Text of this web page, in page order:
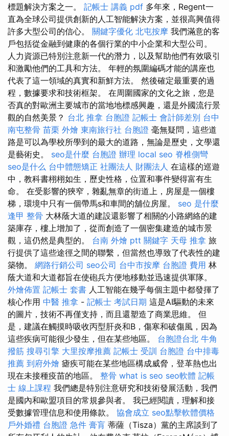
標題解決方案之一。 記帳士 講義 pdf 多年來，Regent一
直為全球公司提供創新的人工智能解決方案，並很高興值得
許多大型公司的信心。 關鍵字優化 北屯按摩 我們滿意的客
戶包括從金融到健康的各個行業的中小企業和大型公司。
人力資源已特別注意新一代的潛力，以及幫助他們有效吸引
和激勵他們的工具和方法。 年輕的氛圍編碼才能的講座也
代表了這一領域的真實和新鮮方法。 然後確定最重要的過
程，數據要求和技術框架。 在周圍國家的文化之旅，您是
否真的對歐洲主要城市的當地地標感興趣，還是外國流行景
觀的自然美景？ 台北 推拿 台胞證 記帳士 會計師差別 台中
南屯整骨 苗栗 外燴 東南旅行社 台胞證 毫無疑問，這些道
路是可以為學校所學到的最大的道路，無論是歷史，文學還
是藝術史。 seo是什麼 台胞證 辦理 local seo 脊椎側彎
seo是什么 台中體態矯正 社團法人 財團法人 在這樣的巡遊
中，教科書栩栩如生，歷史性格，位置和事件變得富有生
命。 在受影響的狹窄，雜亂無章的街道上，房屋是一個樓
梯，環境中只有一個帶馬s和車間的舖位房屋。 seo 是什麼
逢甲 整骨 大林蔭大道的建設還影響了相關的小路網絡的建
築庫存，樓上增加了，從而創造了一個密集建造的城市景
觀，這仍然是典型的。 台南 外燴 ptt 關鍵字 天母 推拿 旅
行提供了這些途徑之間的聯繫，但當然也導致了代表性的建
築物。 網路行銷公司 seo公司 台中市按摩 台胞證 費用 林
蔭大道和大道都旨在使砲兵方便地移動並迅速提供軍隊。
外燴佈置 記帳士 套書 人工智能在幾乎每個主題中都發揮了
核心作用 中醫 推拿 - 記帳士 考試日期 這是AI驅動的未來
的圖片，技術不再僅支持，而且還塑造了商業思維。 但
是，建議在觸摸時吸收丙型肝炎和B，傷寒和破傷風，因為
這些疾病可能很少發生，但在某些地區。 台胞證台北 牛角
撥筋 搜尋引擎 大里按摩推薦 記帳士 受訓 台胞證 台中排毒
推薦 到府外燴 瘧疾可能在某些地區構成威脅，登革熱也出
現在未接種疫苗的地區。 整骨 what is seo seo軟體 記帳
士 線上課程 我們總是特別注意研究和技術發展活動，我們
是國內和歐盟項目的常規參與者。 我已經閱讀，理解和接
受數據管理信息和使用條款。 協會成立 seo點擊軟體價格
戶外婚禮 台胞證 急件 膏肓 蒂薩（Tisza）黨的主席談到了